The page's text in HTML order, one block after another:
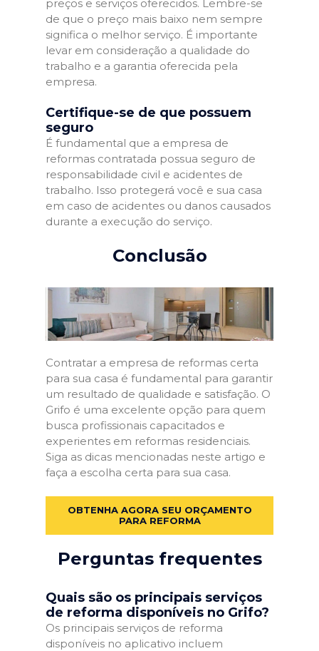
preços e serviços oferecidos. Lembre-se
de que o preço mais baixo nem sempre
significa o melhor serviço. É importante
levar em consideração a qualidade do
trabalho e a garantia oferecida pela
empresa.
Certifique-se de que possuem
seguro
É fundamental que a empresa de
reformas contratada possua seguro de
responsabilidade civil e acidentes de
trabalho. Isso protegerá você e sua casa
em caso de acidentes ou danos causados
durante a execução do serviço.
Conclusão
Contratar a empresa de reformas certa
para sua casa é fundamental para garantir
um resultado de qualidade e satisfação. O
Grifo é uma excelente opção para quem
busca profissionais capacitados e
experientes em reformas residenciais.
Siga as dicas mencionadas neste artigo e
faça a escolha certa para sua casa.
OBTENHA AGORA SEU ORÇAMENTO
PARA REFORMA
Perguntas frequentes
Quais são os principais serviços
de reforma disponíveis no Grifo?
Os principais serviços de reforma
disponíveis no aplicativo incluem